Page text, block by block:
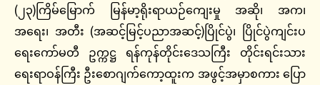
(၂၃)ကြိမ်မြောက် မြန်မာ့ရိုးရာယဉ်ကျေးမှု အဆို၊ အက၊
အရေး၊ အတီး (အဆင့်မြင့်ပညာအဆင့်)ပြိုင်ပွဲ၊ ပြိုင်ပွဲကျင်းပ
ရေးကော်မတီ ဥက္ကဋ္ဌ ရန်ကုန်တိုင်းဒေသကြီး တိုင်းရင်းသား
ရေးရာဝန်ကြီး ဦးစောဂျက်ကော့ထူးက အဖွင့်အမှာစကား ပြော